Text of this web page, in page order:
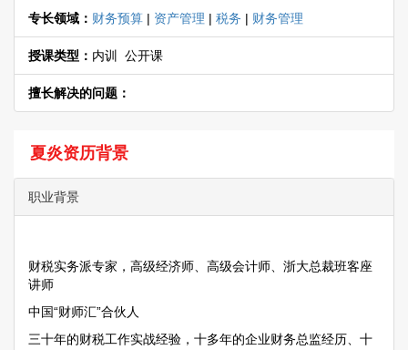
专长领域： 财务预算 | 资产管理 | 税务 | 财务管理
授课类型： 内训 公开课
擅长解决的问题：
夏炎资历背景
职业背景
财税实务派专家，高级经济师、高级会计师、浙大总裁班客座
讲师
中国“财师汇”合伙人
三十年的财税工作实战经验，十多年的企业财务总监经历、十